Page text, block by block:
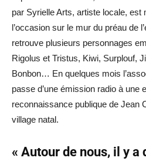
par Syrielle Arts, artiste locale, est
l’occasion sur le mur du préau de
retrouve plusieurs personnages
Rigolus et Tristus, Kiwi, Surplouf,
Bonbon… En quelques mois
passe d’une émission radio à une
reconnaissance publique de Jean
village natal.
« Autour de nous, il y a